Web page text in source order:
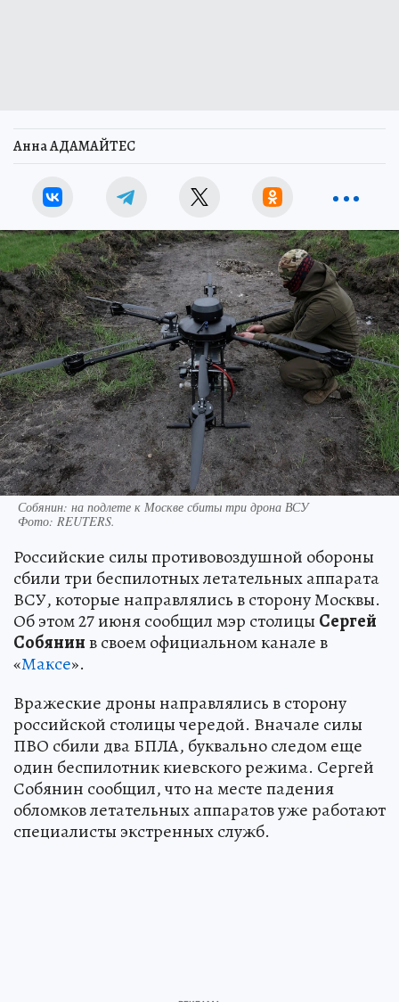
Анна АДАМАЙТЕС
Собянин: на подлете к Москве сбиты три дрона ВСУ
Фото: REUTERS.
Российские силы противовоздушной обороны
сбили три беспилотных летательных аппарата
ВСУ, которые направлялись в сторону Москвы.
Об этом 27 июня сообщил мэр столицы Сергей
Собянинв своем официальном канале в
«Максе».
Вражеские дроны направлялись в сторону
российской столицы чередой. Вначале силы
ПВО сбили два БПЛА, буквально следом еще
один беспилотник киевского режима. Сергей
Собянин сообщил, что на месте падения
обломков летательных аппаратов уже работают
специалисты экстренных служб.